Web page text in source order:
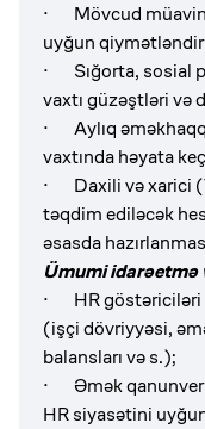
· Mövcud
uyğun
· Sığorta, sosial
vaxtı güzəştləri və
· Aylıq
vaxtında həyata
· Daxili və xarici
təqdim ediləcək
əsasda
Ümumi idarəetmə
· HR göstəriciləri
(işçi dövriyyəsi,
balansları və s.);
· Əmək
HR siyasətini